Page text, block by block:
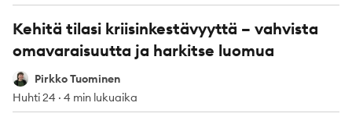
Kehitä tilasi kriisinkestävyyttä – vahvista
omavaraisuutta ja harkitse luomua
Pirkko Tuominen
Pirkko Tuominen
Huhti 24 · 4 min lukuaika